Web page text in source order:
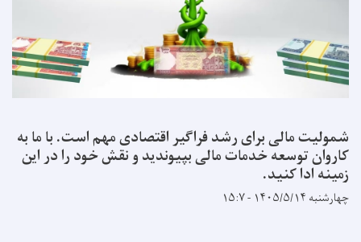
شمولیت مالی برای رشد فراگیر اقتصادی مهم است. با ما به
کاروان توسعه خدمات مالی بپیوندید و نقش خود را در این
زمینه ادا کنید.
چهارشنبه ۱۴۰۵/۵/۱۴ - ۱۵:۷